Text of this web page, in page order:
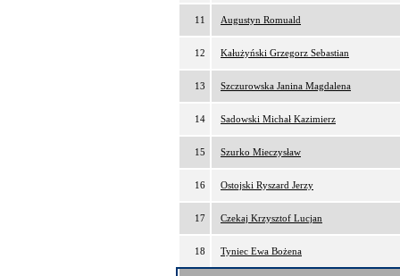
11 Augustyn Romuald
12 Kałużyński Grzegorz Sebastian
13 Szczurowska Janina Magdalena
14 Sadowski Michał Kazimierz
15 Szurko Mieczysław
16 Ostojski Ryszard Jerzy
17 Czekaj Krzysztof Lucjan
18 Tyniec Ewa Bożena